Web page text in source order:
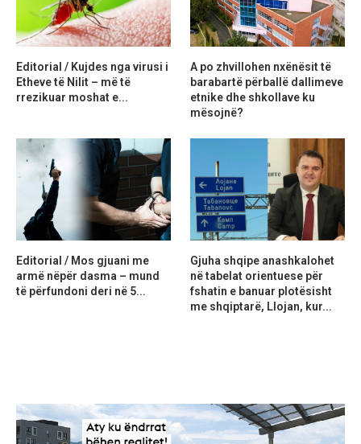
Editorial / Kujdes nga virusi i
Etheve të Nilit – më të
rrezikuar moshat e...
A po zhvillohen nxënësit të
barabartë përballë dallimeve
etnike dhe shkollave ku
mësojnë?
Editorial / Mos gjuani me
armë nëpër dasma – mund
të përfundoni deri në 5...
Gjuha shqipe anashkalohet
në tabelat orientuese për
fshatin e banuar plotësisht
me shqiptarë, Llojan, kur...